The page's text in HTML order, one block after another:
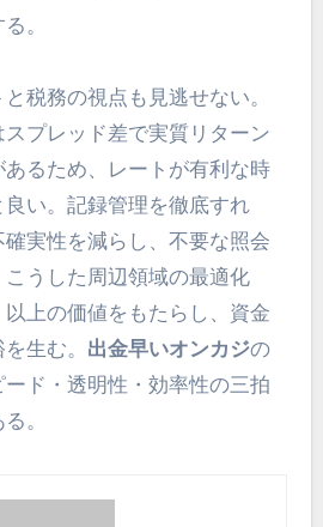
。
税務の視点も見逃せない。
プレッド差で実質リターン
るため、レートが有利な時
い。記録管理を徹底すれ
実性を減らし、不要な照会
うした周辺領域の最適化
上の価値をもたらし、資金
生む。 出金早いオンカジの
ド・透明性・効率性の三拍
。